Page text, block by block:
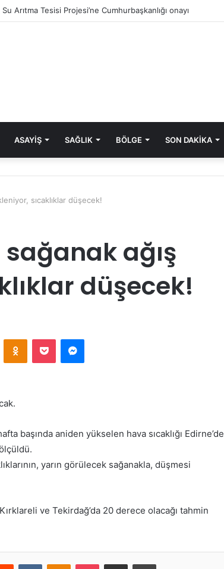
Su Arıtma Tesisi Projesi’ne Cumhurbaşkanlığı onayı
ASAYIŞ SAĞLIK BÖLGE SON DAKIKA
sıcaklıklar düşecek!
sağanak ağış
düşecek!
Odnoklassniki
Pocket Messenger
başında aniden yükselen hava sıcaklığı Edirne’de
yarın görülecek sağanakla, düşmesi
ve Tekirdağ’da 20 derece olacağı tahmin
Reddit VKontakteOdnoklassniki
Pocket E-Posta ile paylaş Yazdır